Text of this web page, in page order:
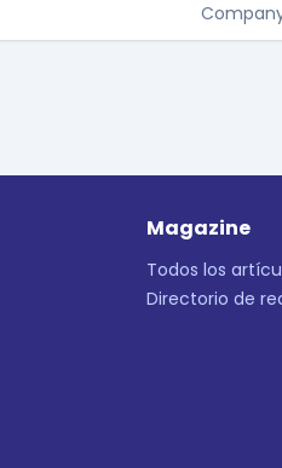
Magazine
Todos los
Directorio de